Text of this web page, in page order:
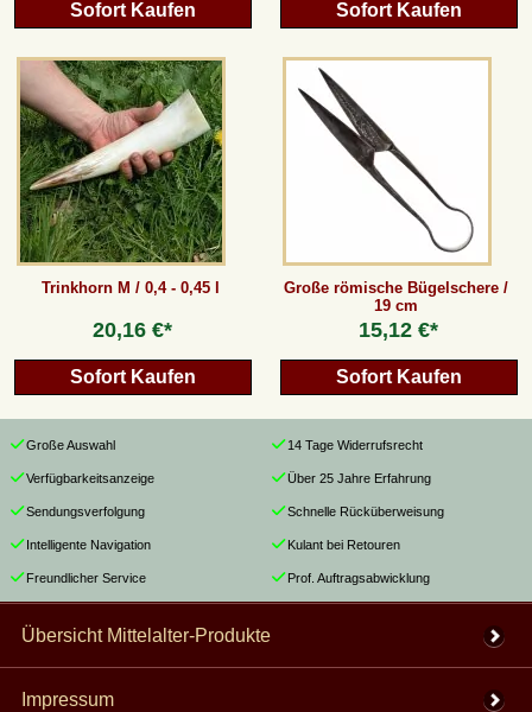
Sofort Kaufen Sofort Kaufen
Trinkhorn M / 0,4 - 0,45 l
20,16 €*
Sofort Kaufen
Große römische Bügelschere /
19 cm
15,12 €*
Sofort Kaufen
Große Auswahl
Verfügbarkeitsanzeige
Sendungsverfolgung
Intelligente Navigation
Freundlicher Service
14 Tage Widerrufsrecht
Über 25 Jahre Erfahrung
Schnelle Rücküberweisung
Kulant bei Retouren
Prof. Auftragsabwicklung
Übersicht Mittelalter-Produkte
Impressum